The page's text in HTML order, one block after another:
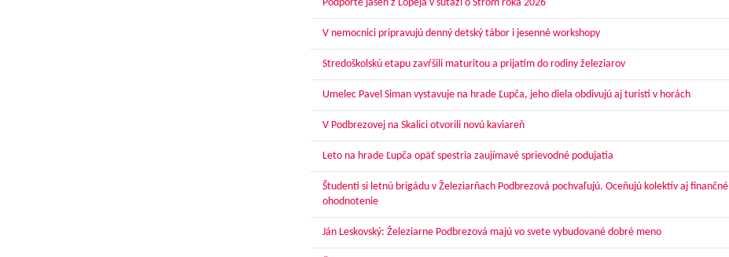
Podporte jaseň z Lopeja v súťaži o Strom roka 2026
V nemocnici pripravujú denný detský tábor i jesenné workshopy
Stredoškolskú etapu zavŕšili maturitou a prijatím do rodiny železiarov
Umelec Pavel Siman vystavuje na hrade Ľupča, jeho diela obdivujú aj turisti v horách
V Podbrezovej na Skalici otvorili novú kaviareň
Leto na hrade Ľupča opäť spestria zaujímavé sprievodné podujatia
Študenti si letnú brigádu v Železiarňach Podbrezová pochvaľujú. Oceňujú kolektív aj finančné
ohodnotenie
Ján Leskovský: Železiarne Podbrezová majú vo svete vybudované dobré meno